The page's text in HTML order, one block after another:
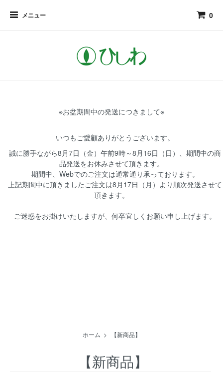
メニュー 0
※お盆期間中の発送につきまして※
いつもご愛顧ありがとうございます。
誠に勝手ながら8月7日（金）午前9時～8月16日（日）、期間中の商
品発送をお休みさせて頂きます。
期間中、Webでのご注文は通常通り承っております。
上記期間中に頂きましたご注文は8月17日（月）より順次発送させて
頂きます。
ご迷惑をお掛けいたしますが、何卒宜しくお願い申し上げます。
ホーム > 【新商品】
【新商品】